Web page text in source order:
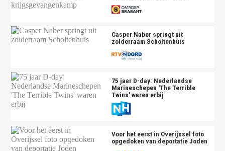
Casper Naber springt uit
zolderraam Scholtenhuis
75 jaar D-day: Nederlandse
Marineschepen 'The Terrible
Twins' waren erbij
Voor het eerst in Overijssel foto
opgedoken van deportatie Joden